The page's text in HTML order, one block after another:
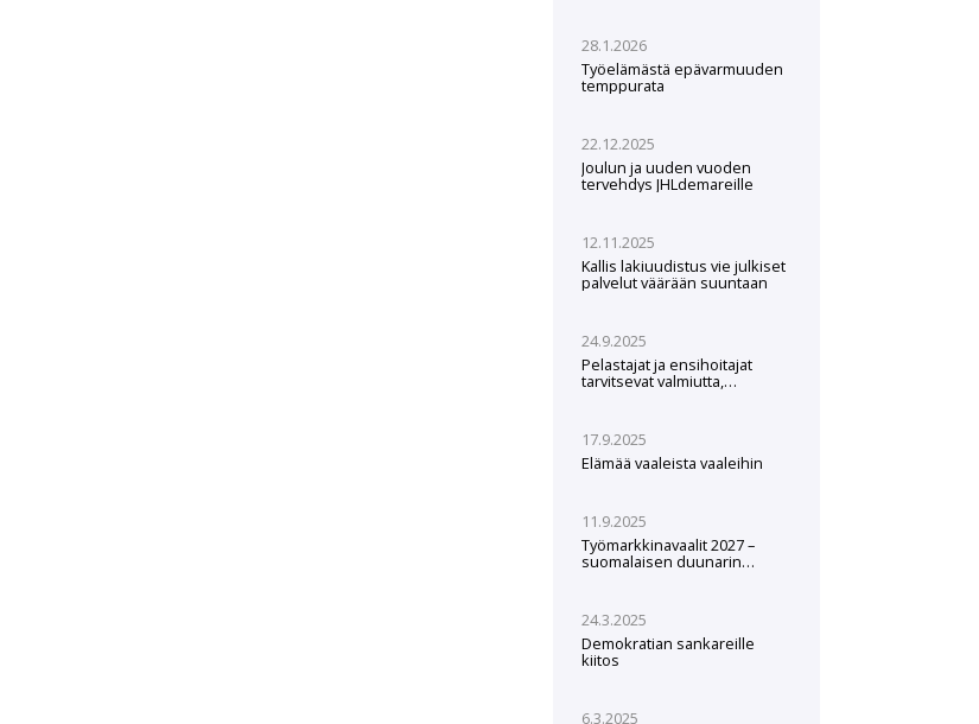
hampaissa
28.1.2026
Työelämästä epävarmuuden
temppurata
22.12.2025
Joulun ja uuden vuoden
tervehdys JHLdemareille
12.11.2025
Kallis lakiuudistus vie julkiset
palvelut väärään suuntaan
24.9.2025
Pelastajat ja ensihoitajat
tarvitsevat valmiutta,
17.9.2025
Elämää vaaleista vaaleihin
11.9.2025
Työmarkkinavaalit 2027 –
suomalaisen duunarin
24.3.2025
Demokratian sankareille
kiitos
6.3.2025